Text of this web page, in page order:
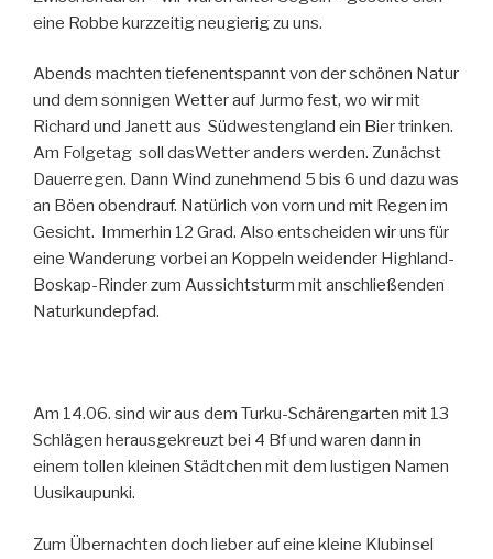
eine Robbe kurzzeitig neugierig zu uns.
Abends machten tiefenentspannt von der schönen Natur
und dem sonnigen Wetter auf Jurmo fest, wo wir mit
Richard und Janett aus Südwestengland ein Bier trinken.
Am Folgetag soll dasWetter anders werden. Zunächst
Dauerregen. Dann Wind zunehmend 5 bis 6 und dazu was
an Böen obendrauf. Natürlich von vorn und mit Regen im
Gesicht. Immerhin 12 Grad. Also entscheiden wir uns für
eine Wanderung vorbei an Koppeln weidender Highland-
Boskap-Rinder zum Aussichtsturm mit anschließenden
Naturkundepfad.
Am 14.06. sind wir aus dem Turku-Schärengarten mit 13
Schlägen herausgekreuzt bei 4 Bf und waren dann in
einem tollen kleinen Städtchen mit dem lustigen Namen
Uusikaupunki.
Zum Übernachten doch lieber auf eine kleine Klubinsel